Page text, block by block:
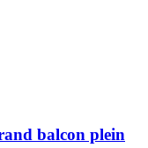
balcon plein